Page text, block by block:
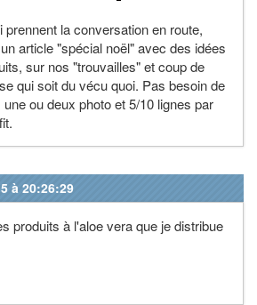
la conversation en route,
article "spécial noël" avec des idées
sur nos "trouvailles" et coup de
qui soit du vécu quoi. Pas besoin de
ou deux photo et 5/10 lignes par
à 20:26:29
produits à l'aloe vera que je distribue